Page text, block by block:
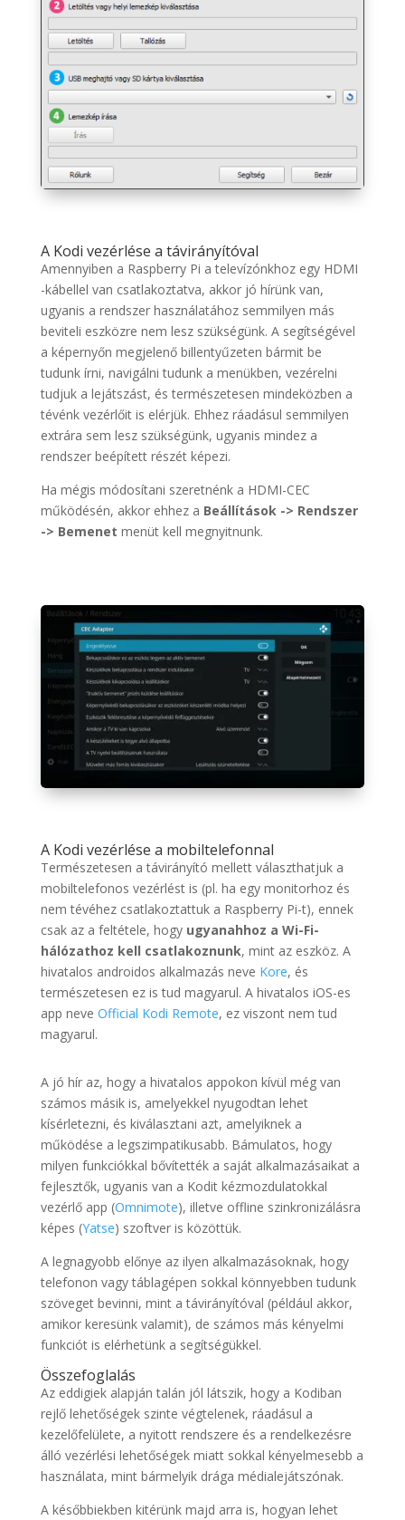
A Kodi vezérlése a távirányítóval
Amennyiben a Raspberry Pi a televízónkhoz egy HDMI
-kábellel van csatlakoztatva, akkor jó hírünk van,
ugyanis a rendszer használatához semmilyen más
beviteli eszközre nem lesz szükségünk. A segítségével
a képernyőn megjelenő billentyűzeten bármit be
tudunk írni, navigálni tudunk a menükben, vezérelni
tudjuk a lejátszást, és természetesen mindeközben a
tévénk vezérlőit is elérjük. Ehhez ráadásul semmilyen
extrára sem lesz szükségünk, ugyanis mindez a
rendszer beépített részét képezi.
Ha mégis módosítani szeretnénk a HDMI-CEC
működésén, akkor ehhez a Beállítások -> Rendszer
-> Bemenet menüt kell megnyitnunk.
A Kodi vezérlése a mobiltelefonnal
Természetesen a távirányító mellett választhatjuk a
mobiltelefonos vezérlést is (pl. ha egy monitorhoz és
nem tévéhez csatlakoztattuk a Raspberry Pi-t), ennek
csak az a feltétele, hogy ugyanahhoz a Wi-Fi-
hálózathoz kell csatlakoznunk, mint az eszköz. A
hivatalos androidos alkalmazás neve Kore, és
természetesen ez is tud magyarul. A hivatalos iOS-es
app neve Official Kodi Remote, ez viszont nem tud
magyarul.
A jó hír az, hogy a hivatalos appokon kívül még van
számos másik is, amelyekkel nyugodtan lehet
kísérletezni, és kiválasztani azt, amelyiknek a
működése a legszimpatikusabb. Bámulatos, hogy
milyen funkciókkal bővítették a saját alkalmazásaikat a
fejlesztők, ugyanis van a Kodit kézmozdulatokkal
vezérlő app (Omnimote), illetve offline szinkronizálásra
képes (Yatse) szoftver is közöttük.
A legnagyobb előnye az ilyen alkalmazásoknak, hogy
telefonon vagy táblagépen sokkal könnyebben tudunk
szöveget bevinni, mint a távirányítóval (például akkor,
amikor keresünk valamit), de számos más kényelmi
funkciót is elérhetünk a segítségükkel.
Összefoglalás
Az eddigiek alapján talán jól látszik, hogy a Kodiban
rejlő lehetőségek szinte végtelenek, ráadásul a
kezelőfelülete, a nyitott rendszere és a rendelkezésre
álló vezérlési lehetőségek miatt sokkal kényelmesebb a
használata, mint bármelyik drága médialejátszónak.
A későbbiekben kitérünk majd arra is, hogyan lehet